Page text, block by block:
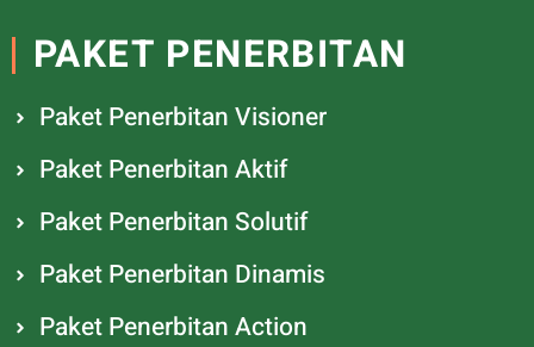
PAKET PENERBITAN
Paket Penerbitan Visioner
Paket Penerbitan Aktif
Paket Penerbitan Solutif
Paket Penerbitan Dinamis
Paket Penerbitan Action